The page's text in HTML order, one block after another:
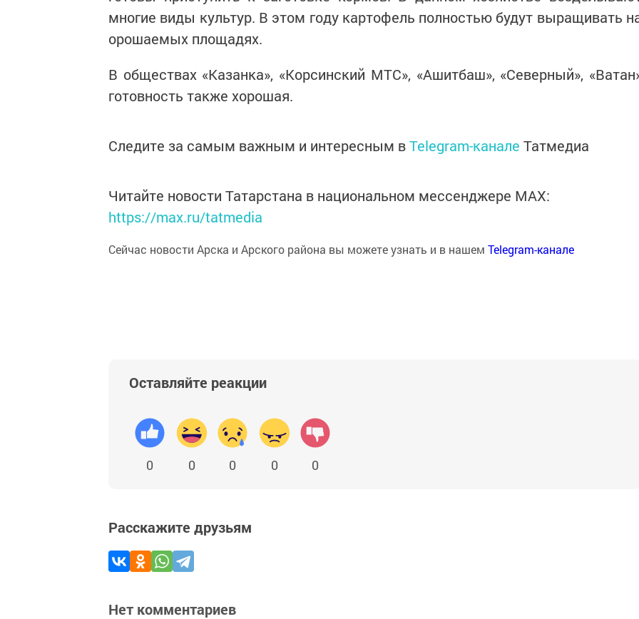
многие виды культур. В этом году картофель полностью будут выращивать
орошаемых площадях.
В обществах «Казанка», «Корсинский МТС», «Ашитбаш», «Северный»,
готовность также хорошая.
Следите за самым важным и интересным вTelegram-канале Татмедиа
Читайте новости Татарстана в национальном мессенджере MАХ:
https://max.ru/tatmedia
Сейчас новости Арска и Арского района вы можете узнать и в нашем Telegram-канале
Оставляйте реакции
0 0 0 0 0
Расскажите друзьям
Нет комментариев